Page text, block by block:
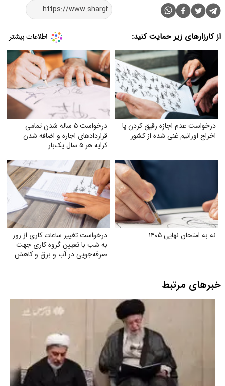
از کارزارهای زیر حمایت کنید:
درخواست عدم اجازه رقیق کردن یا
اخراج اورانیم غنی شده از کشور
درخواست ۵ ساله شدن تمامی
قراردادهای اجاره و اضافه شدن
کرایه هر ۵ سال یک‌بار
نه به امتحان نهایی ۱۴۰۵
درخواست تغییر ساعات کاری از روز
به شب با تعیین گروه کاری جهت
صرفه‌جویی در آب و برق و کاهش
خبرهای مرتبط